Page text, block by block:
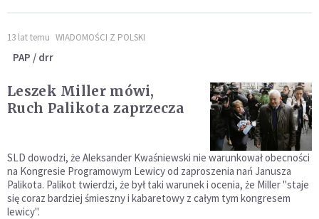
13 lat temu WIADOMOŚCI Z POLSKI
PAP / drr
Leszek Miller mówi,
Ruch Palikota zaprzecza
SLD dowodzi, że Aleksander Kwaśniewski nie warunkował obecności
na Kongresie Programowym Lewicy od zaproszenia nań Janusza
Palikota. Palikot twierdzi, że był taki warunek i ocenia, że Miller "staje
się coraz bardziej śmieszny i kabaretowy z całym tym kongresem
lewicy".